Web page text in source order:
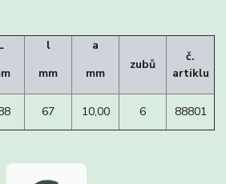
l
mm
a
mm
zubů
č.
artiklu
67 10,00 6 88801